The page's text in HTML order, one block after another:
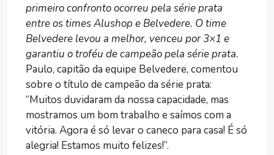
primeiro confronto ocorreu pela série prata
entre os times Alushop e Belvedere. O time
Belvedere levou a melhor, venceu por 3×1 e
garantiu o troféu de campeão pela série prata.
Paulo, capitão da equipe Belvedere, comentou
sobre o título de campeão da série prata:
“Muitos duvidaram da nossa capacidade, mas
mostramos um bom trabalho e saímos com a
vitória. Agora é só levar o caneco para casa! É só
alegria! Estamos muito felizes!”.